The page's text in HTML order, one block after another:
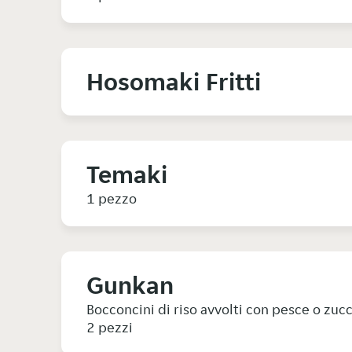
Hosomaki Fritti
Temaki
1 pezzo
Gunkan
Bocconcini di riso avvolti con pesce o
2 pezzi